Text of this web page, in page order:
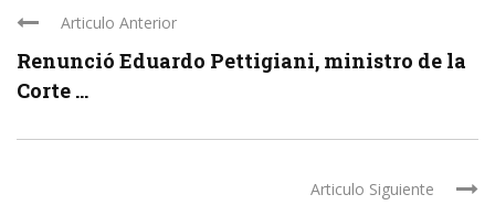
Articulo Anterior
Renunció Eduardo Pettigiani, ministro de la
Corte ...
Articulo Siguiente